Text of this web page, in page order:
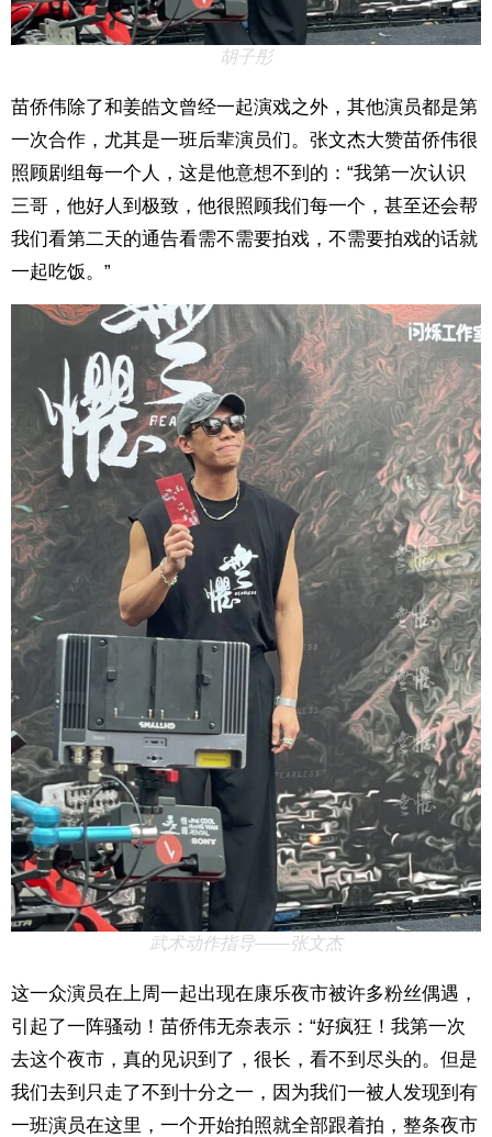
胡子彤
苗侨伟除了和姜皓文曾经一起演戏之外，其他演员都是第
一次合作，尤其是一班后辈演员们。张文杰大赞苗侨伟很
照顾剧组每一个人，这是他意想不到的：“我第一次认识
三哥，他好人到极致，他很照顾我们每一个，甚至还会帮
我们看第二天的通告看需不需要拍戏，不需要拍戏的话就
一起吃饭。”
武术动作指导——张文杰
这一众演员在上周一起出现在康乐夜市被许多粉丝偶遇，
引起了一阵骚动！苗侨伟无奈表示：“好疯狂！我第一次
去这个夜市，真的见识到了，很长，看不到尽头的。但是
我们去到只走了不到十分之一，因为我们一被人发现到有
一班演员在这里，一个开始拍照就全部跟着拍，整条夜市